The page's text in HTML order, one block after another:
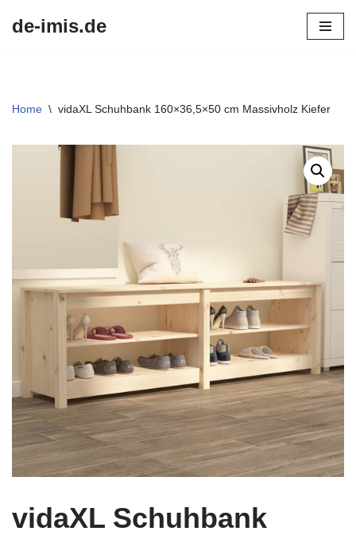
de-imis.de
Home \ vidaXL Schuhbank 160×36,5×50 cm Massivholz Kiefer
vidaXL Schuhbank